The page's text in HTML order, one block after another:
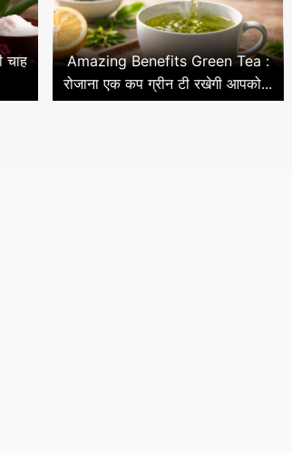
चाह
Amazing Benefits Green Tea :
रोजाना एक कप ग्रीन टी रखेगी आपको...